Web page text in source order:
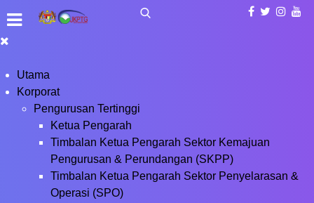
Utama
Korporat
Pengurusan Tertinggi
Ketua Pengarah
Timbalan Ketua Pengarah Sektor Kemajuan
Pengurusan & Perundangan (SKPP)
Timbalan Ketua Pengarah Sektor Penyelarasan &
Operasi (SPO)